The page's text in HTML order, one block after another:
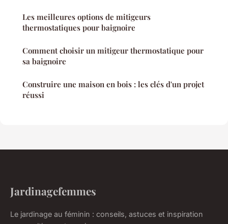
Les meilleures options de mitigeurs
thermostatiques pour baignoire
Comment choisir un mitigeur thermostatique pour
sa baignoire
Construire une maison en bois : les clés d'un projet
réussi
Jardinagefemmes
Le jardinage au féminin : conseils, astuces et inspiration